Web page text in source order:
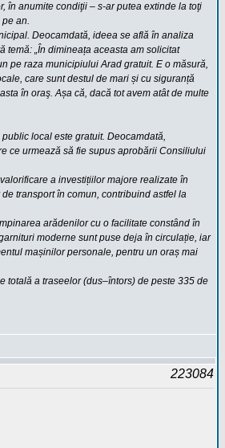
în anumite condiţii – s-ar putea extinde la toţi
an.
Deocamdată, ideea se află în analiza
„În dimineața aceasta am solicitat
pe raza municipiului Arad gratuit. E o măsură,
care sunt destul de mari și cu siguranță
în oraş. Așa că, dacă tot avem atât de multe
local este gratuit. Deocamdată,
ce urmează să fie supus aprobării Consiliului
a investițiilor majore realizate în
transport în comun, contribuind astfel la
arădenilor cu o facilitate constând în
moderne sunt puse deja în circulație, iar
mașinilor personale, pentru un oraș mai
totală a traseelor (dus–întors) de peste 335 de
223084